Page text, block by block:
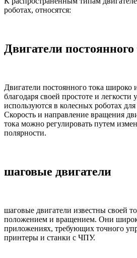
роботах, относятся:
Двигатели постоянного
Двигатели постоянного тока широко
благодаря своей простоте и
используются в колесных роботах
Скорость и направление вращения
тока можно регулировать путем
полярности.
шаговые двигатели
шаговые двигатели известны своей
положением и вращением. Они
приложениях, требующих точного
принтеры и станки с ЧПУ.